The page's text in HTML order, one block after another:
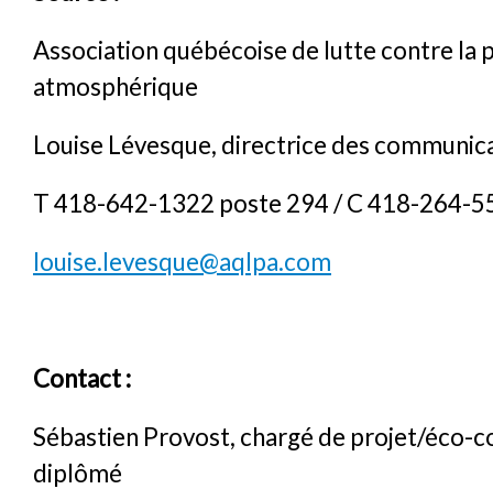
Association québécoise de lutte contre la
atmosphérique
Louise Lévesque, directrice des
T 418-642-1322 poste 294 / C 418-264-
louise.levesque@aqlpa.com
Contact :
Sébastien Provost, chargé de projet/éco-
diplômé